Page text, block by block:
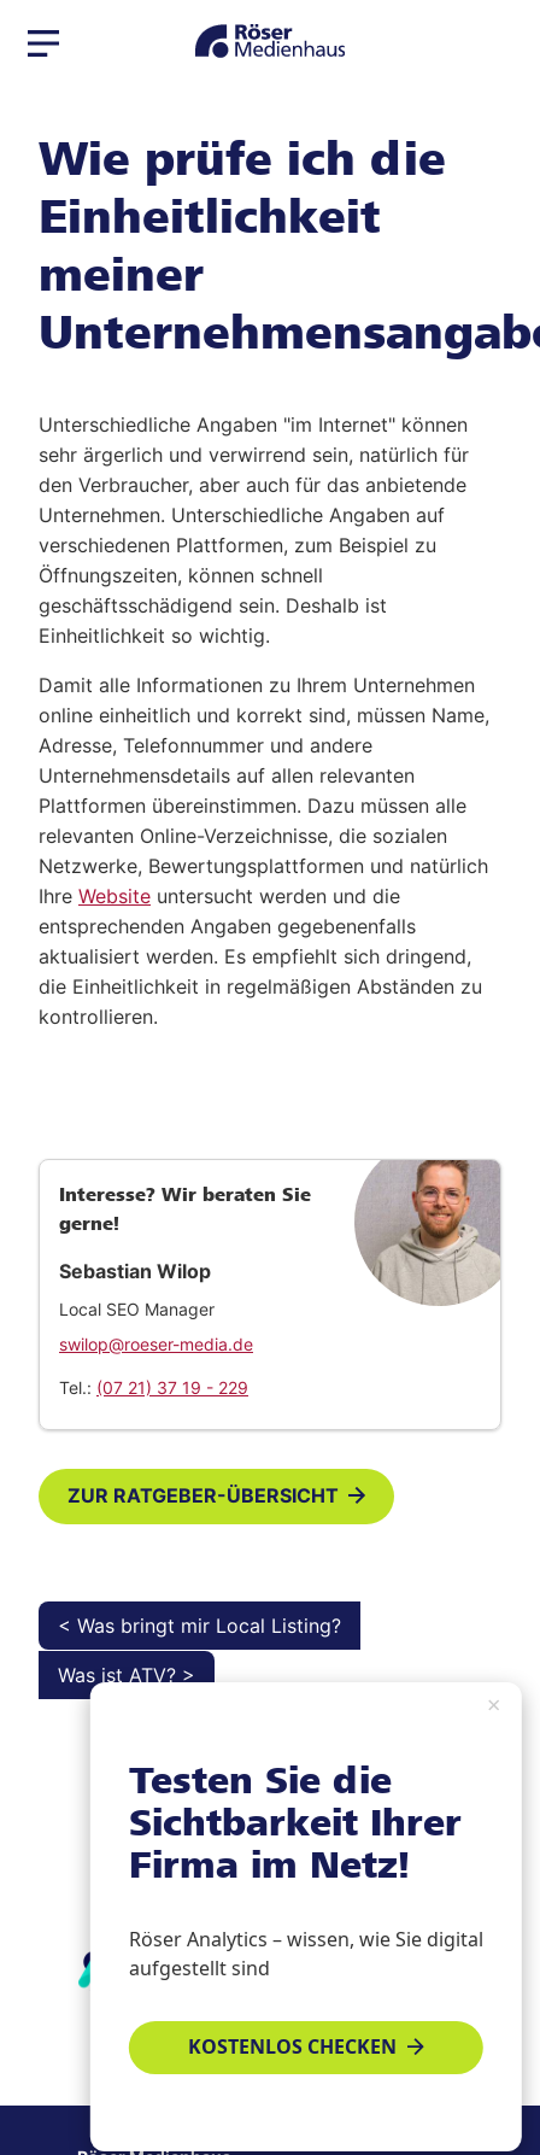
Navigation
Seiteninhalt
Wie prüfe ich die
Einheitlichkeit
meiner
Unterschiedliche Angaben "im Internet" können
sehr ärgerlich und verwirrend sein, natürlich für
den Verbraucher, aber auch für das anbietende
Unternehmen. Unterschiedliche Angaben auf
verschiedenen Plattformen, zum Beispiel zu
Öffnungszeiten, können schnell
geschäftsschädigend sein. Deshalb ist
Einheitlichkeit so wichtig.
Damit alle Informationen zu Ihrem Unternehmen
online einheitlich und korrekt sind, müssen Name,
Adresse, Telefonnummer und andere
Unternehmensdetails auf allen relevanten
Plattformen übereinstimmen. Dazu müssen alle
relevanten Online-Verzeichnisse, die sozialen
Netzwerke, Bewertungsplattformen und natürlich
Ihre Website untersucht werden und die
entsprechenden Angaben gegebenenfalls
aktualisiert werden. Es empfiehlt sich dringend,
die Einheitlichkeit in regelmäßigen Abständen zu
kontrollieren.
Interesse? Wir beraten Sie
gerne!
Sebastian Wilop
Local SEO Manager
swilop@roeser-media.de
Tel.: (07 21) 37 19 - 229
ZUR RATGEBER-ÜBERSICHT
< Was bringt mir Local Listing?
Was ist ATV? >
Testen Sie die
Sichtbarkeit Ihrer
Firma im Netz!
Röser Analytics – wissen, wie Sie digital
aufgestellt sind
KOSTENLOS CHECKEN
×